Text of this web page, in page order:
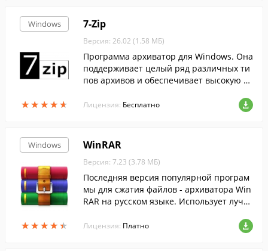
Windows
★★★★★
★★★★★
7-Zip
Версия: 26.02 (1.58 МБ)
Программа архиватор для Windows. Она
поддерживает целый ряд различных ти
пов архивов и обеспечивает высокую ст
Лицензия: Бесплатно
Windows
★★★★★
★★★★★
WinRAR
Версия: 7.23 (3.78 МБ)
Последняя версия популярной програм
мы для сжатия файлов - архиватора Win
RAR на русском языке. Использует лучш
Лицензия: Платно